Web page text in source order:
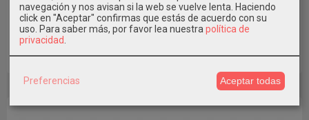
Gorro Ter Unisex Calamaro Baby
12,99 €
navegación y nos avisan si la web se vuelve lenta. Haciendo
click en "Aceptar" confirmas que estás de acuerdo con su
uso. Para saber más, por favor lea nuestra política de
privacidad
Preferencias Aceptar todas